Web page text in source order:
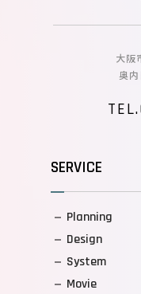
大阪
奥
SERVICE
Planning
Design
System
Movie